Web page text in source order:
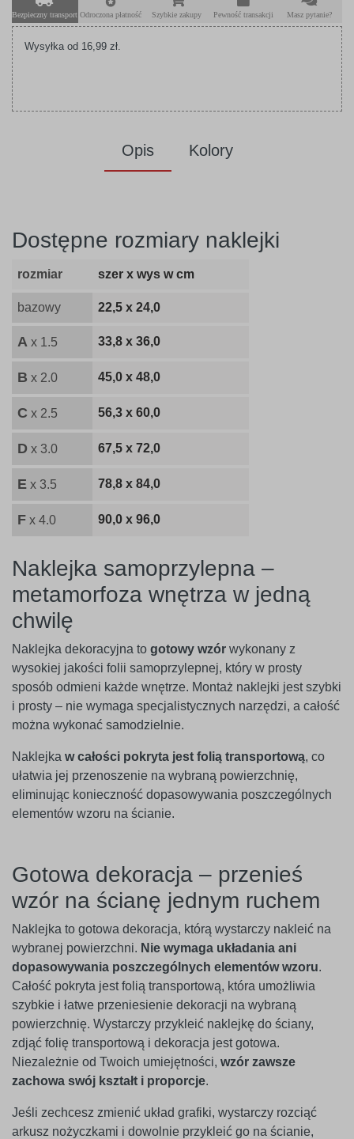
Bezpieczny transport Odroczona płatność Szybkie zakupy Pewność transakcji Masz pytanie?
Wysyłka od 16,99 zł.
Opis Kolory
Dostępne rozmiary naklejki
rozmiar szer x wys w cm
bazowy 22,5 x 24,0
A x 1.5 33,8 x 36,0
B x 2.0 45,0 x 48,0
C x 2.5 56,3 x 60,0
D x 3.0 67,5 x 72,0
E x 3.5 78,8 x 84,0
F x 4.0 90,0 x 96,0
Naklejka samoprzylepna –
metamorfoza wnętrza w jedną
chwilę
Naklejka dekoracyjna to gotowy wzór wykonany z
wysokiej jakości folii samoprzylepnej, który w prosty
sposób odmieni każde wnętrze. Montaż naklejki jest szybki
i prosty – nie wymaga specjalistycznych narzędzi, a całość
można wykonać samodzielnie.
Naklejka w całości pokryta jest folią transportową, co
ułatwia jej przenoszenie na wybraną powierzchnię,
eliminując konieczność dopasowywania poszczególnych
elementów wzoru na ścianie.
Gotowa dekoracja – przenieś
wzór na ścianę jednym ruchem
Naklejka to gotowa dekoracja, którą wystarczy nakleić na
wybranej powierzchni. Nie wymaga układania ani
dopasowywania poszczególnych elementów wzoru.
Całość pokryta jest folią transportową, która umożliwia
szybkie i łatwe przeniesienie dekoracji na wybraną
powierzchnię. Wystarczy przykleić naklejkę do ściany,
zdjąć folię transportową i dekoracja jest gotowa.
Niezależnie od Twoich umiejętności, wzór zawsze
zachowa swój kształt i proporcje.
Jeśli zechcesz zmienić układ grafiki, wystarczy rozciąć
arkusz nożyczkami i dowolnie przykleić go na ścianie,